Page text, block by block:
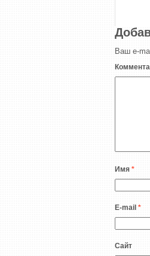
Ваш e-
Имя *
E-mail *
Сайт